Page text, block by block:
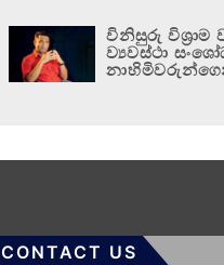
විනිසුරු විශ්‍රාම
ව්‍යවස්ථා
CONTACT US